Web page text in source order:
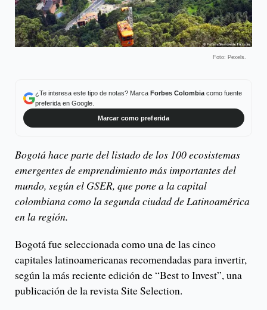
Foto: Pexels.
¿Te interesa este tipo de notas? Marca Forbes Colombiacomo fuente
preferida en Google.
Marcar como preferida
Bogotá hace parte del listado de los 100 ecosistemas
emergentes de emprendimiento más importantes del
mundo, según el GSER, que pone a la capital
colombiana como la segunda ciudad de Latinoamérica
en la región.
Bogotá fue seleccionada como una de las cinco
capitales latinoamericanas recomendadas para invertir,
según la más reciente edición de “Best to Invest”, una
publicación de la revista Site Selection.